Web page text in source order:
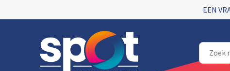
EEN